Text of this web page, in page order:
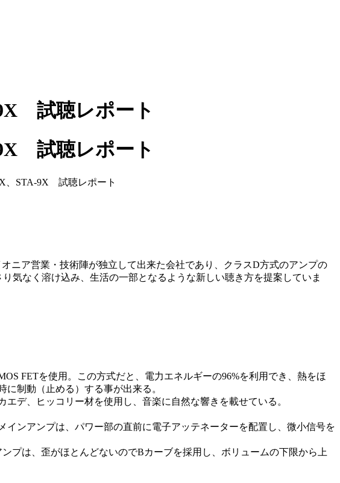
、STA-9X 試聴レポート
ニア営業・技術陣が独立して出来た会社であり、クラスD方式のアンプの
気なく溶け込み、生活の一部となるような新しい聴き方を提案していま
FETを使用。この方式だと、電力エネルギーの96%を利用でき、熱をほ
制動（止める）する事が出来る。
デ、ヒッコリー材を使用し、音楽に自然な響きを載せている。
ンアンプは、パワー部の直前に電子アッテネーターを配置し、微小信号を
プは、歪がほとんどないのでBカーブを採用し、ボリュームの下限から上